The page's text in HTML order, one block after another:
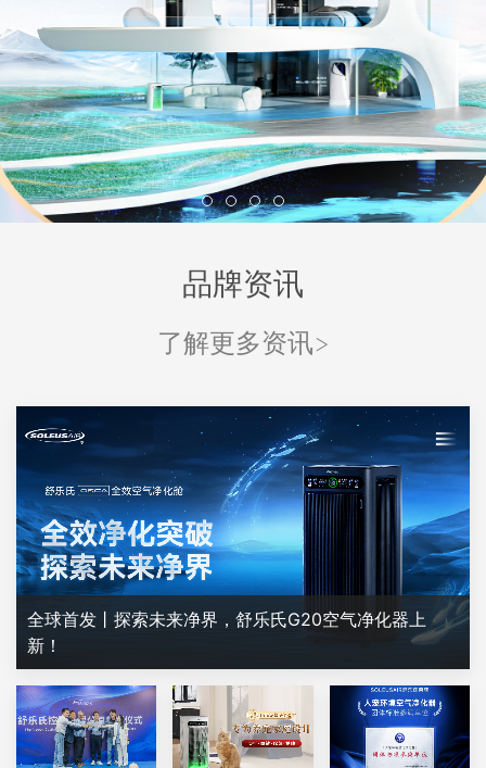
品牌资讯
了解更多资讯>
全球首发丨探索未来净界，舒乐氏G20空气净化器上
新！